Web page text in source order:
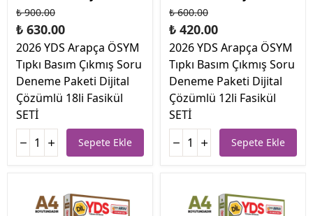
₺ 900.00
₺ 630.00
2026 YDS Arapça ÖSYM
Tıpkı Basım Çıkmış Soru
Deneme Paketi Dijital
Çözümlü 18li Fasikül
SETİ
Sepete Ekle
₺ 600.00
₺ 420.00
2026 YDS Arapça ÖSYM
Tıpkı Basım Çıkmış Soru
Deneme Paketi Dijital
Çözümlü 12li Fasikül
SETİ
Sepete Ekle